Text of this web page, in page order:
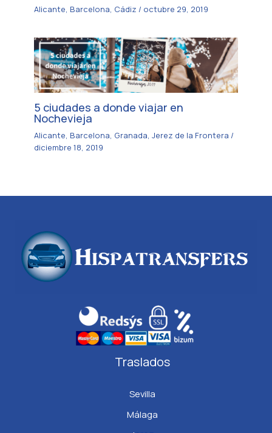
Alicante Barcelona Cádiz / octubre 29, 2019
5 ciudades a donde viajar en
Nochevieja
Alicante, Barcelona, Granada,Jerez de la Frontera /
diciembre 18, 2019
Traslados
Sevilla
Málaga